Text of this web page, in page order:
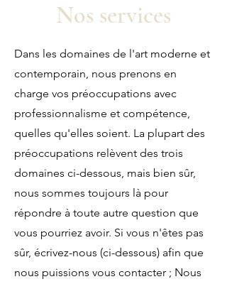
Nos services
Dans les domaines de l'art moderne et
contemporain, nous prenons en
charge vos préoccupations avec
professionnalisme et compétence,
quelles qu'elles soient. La plupart des
préoccupations relèvent des trois
domaines ci-dessous, mais bien sûr,
nous sommes toujours là pour
répondre à toute autre question que
vous pourriez avoir. Si vous n'êtes pas
sûr, écrivez-nous (ci-dessous) afin que
nous puissions vous contacter ; Nous